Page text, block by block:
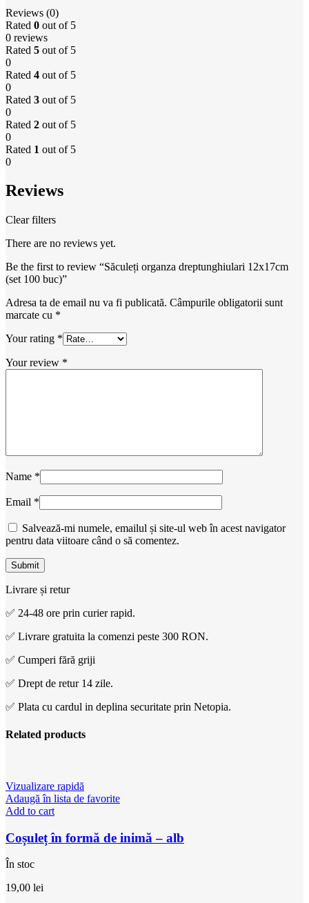
Reviews (0)
Rated 0 out of 5
0 reviews
Rated 5 out of 5
0
Rated 4 out of 5
0
Rated 3 out of 5
0
Rated 2 out of 5
0
Rated 1 out of 5
0
Reviews
Clear filters
There are no reviews yet.
Be the first to review “Săculeți organza dreptunghiulari 12x17cm
(set 100 buc)”
Adresa ta de email nu va fi publicată. Câmpurile obligatorii sunt
marcate cu *
Your rating *
Your review *
Name *
Email *
Salvează-mi numele, emailul și site-ul web în acest navigator
pentru data viitoare când o să comentez.
Livrare și retur
✅ 24-48 ore prin curier rapid.
✅ Livrare gratuita la comenzi peste 300 RON.
✅ Cumperi fără griji
✅ Drept de retur 14 zile.
✅ Plata cu cardul in deplina securitate prin Netopia.
Related products
Vizualizare rapidă
Adaugă în lista de favorite
Add to cart
Coșuleț în formă de inimă – alb
În stoc
19,00 lei